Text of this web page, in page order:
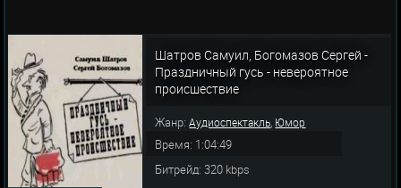
Шатров Самуил, Богомазов Сергей -
Праздничный гусь - невероятное
происшествие
Жанр:Аудиоспектакль, Юмор
Время: 1:04:49
Битрейд: 320 kbps